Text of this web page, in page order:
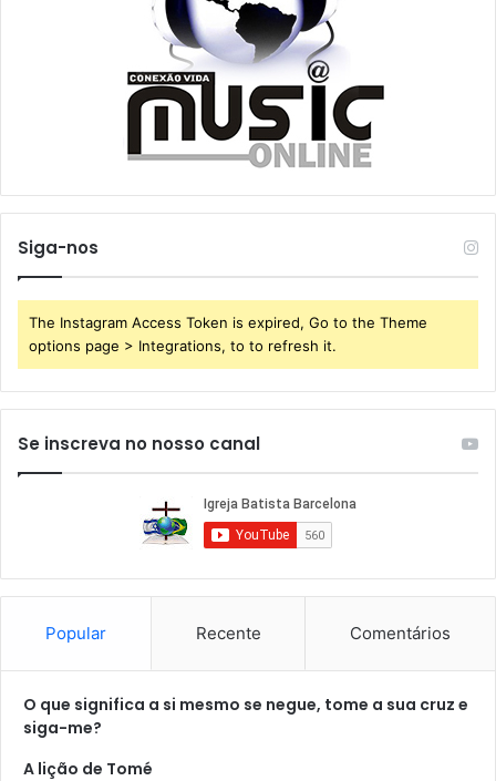
Siga-nos
The Instagram Access Token is expired, Go to the Theme
options page > Integrations, to to refresh it.
Se inscreva no nosso canal
Popular Recente Comentários
O que significa a si mesmo se negue, tome a sua cruz e
siga-me?
A lição de Tomé